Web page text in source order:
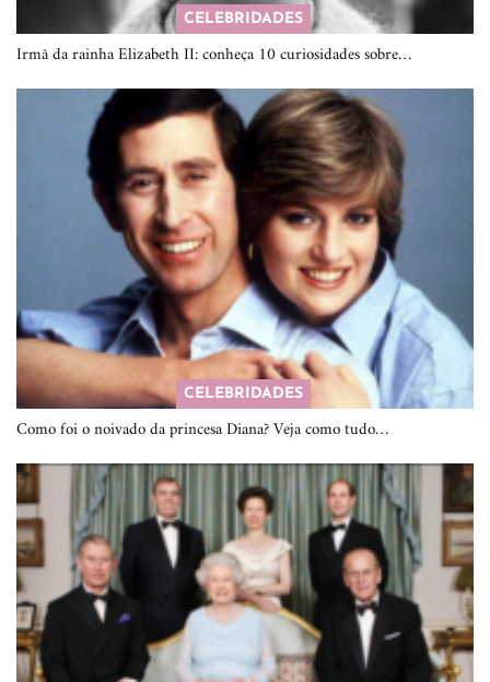
CELEBRIDADES
Irmã da rainha Elizabeth II: conheça 10 curiosidades sobre…
CELEBRIDADES
Como foi o noivado da princesa Diana? Veja como tudo…